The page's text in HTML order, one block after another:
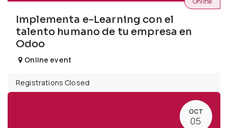
Implementa e-Learning con el
talento humano de tu empresa en
Odoo
Online event
Registrations Closed
OCT
05